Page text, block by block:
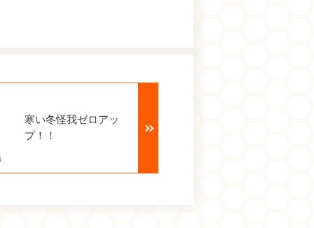
寒い冬怪我ゼロアッ
プ！！